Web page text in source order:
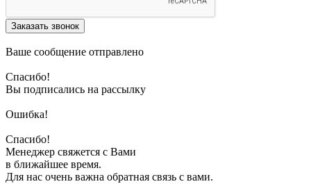
Заказать звонок
Ваше сообщение отправлено
Спасибо!
Вы подписались на рассылку
Ошибка!
Спасибо!
Менеджер свяжется с Вами
в ближайшее время.
Для нас очень важна обратная связь с вами.